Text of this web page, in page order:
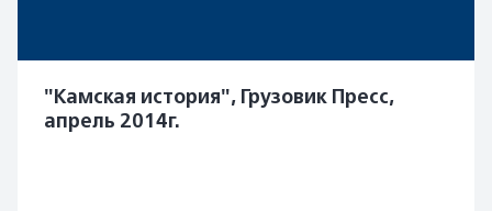
"Камская история", Грузовик Пресс,
апрель 2014г.